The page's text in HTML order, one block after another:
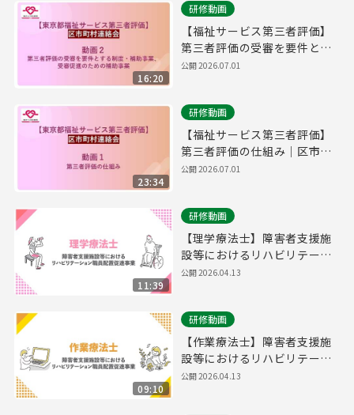
16:20
研修動画
【福祉サービス第三者評価】
第三者評価の受審を要件とす
る制度・補助事業｜区市町村
公開2026.07.01
23:34
研修動画
【福祉サービス第三者評価】
第三者評価の仕組み｜区市町
村連絡会＃１
公開2026.07.01
11:39
研修動画
【理学療法士】障害者支援施
設等におけるリハビリテーシ
ョン職員配置促進事業概要説
公開2026.04.13
09:10
研修動画
【作業療法士】障害者支援施
設等におけるリハビリテーシ
ョン職員配置促進事業概要説
公開2026.04.13